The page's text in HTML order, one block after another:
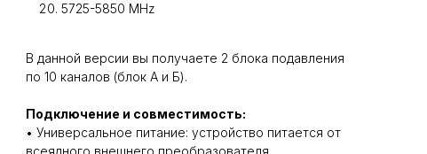
5725-5850 MHz
В данной версии вы получаете 2 блока подавления
по 10 каналов (блок А и Б).
Подключение и совместимость:
• Универсальное питание: устройство питается от
всеядного внешнего преобразователя